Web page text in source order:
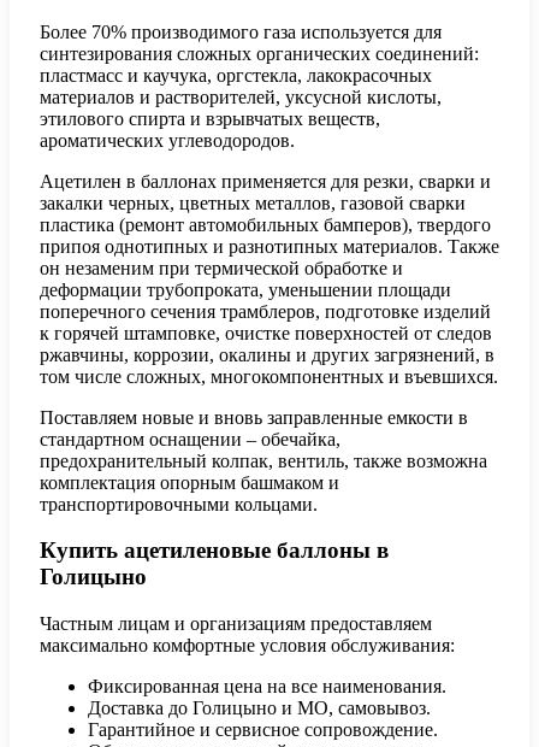
Более 70% производимого газа используется для
синтезирования сложных органических соединений:
пластмасс и каучука, оргстекла, лакокрасочных
материалов и растворителей, уксусной кислоты,
этилового спирта и взрывчатых веществ,
ароматических углеводородов.
Ацетилен в баллонах применяется для резки, сварки и
закалки черных, цветных металлов, газовой сварки
пластика (ремонт автомобильных бамперов), твердого
припоя однотипных и разнотипных материалов. Также
он незаменим при термической обработке и
деформации трубопроката, уменьшении площади
поперечного сечения трамблеров, подготовке изделий
к горячей штамповке, очистке поверхностей от следов
ржавчины, коррозии, окалины и других загрязнений, в
том числе сложных, многокомпонентных и въевшихся.
Поставляем новые и вновь заправленные емкости в
стандартном оснащении – обечайка,
предохранительный колпак, вентиль, также возможна
комплектация опорным башмаком и
транспортировочными кольцами.
Купить ацетиленовые баллоны в
Голицыно
Частным лицам и организациям предоставляем
максимально комфортные условия обслуживания:
Фиксированная цена на все наименования.
Доставка до Голицыно и МО, самовывоз.
Гарантийное и сервисное сопровождение.